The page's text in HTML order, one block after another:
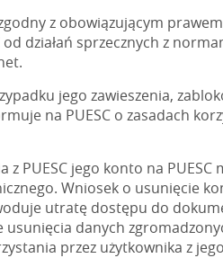
z obowiązującym
działań sprzecznych z
jego zawieszenia,
na PUESC o zasadach
PUESC jego konto na
Wniosek o usunięcie
utratę dostępu do
danych
przez użytkownika z